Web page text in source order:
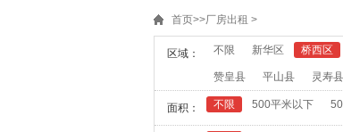
首页>>厂房出租 >
区域： 不限 新华区 桥西区
赞皇县 平山县 灵寿县
面积： 不限 500平米以下